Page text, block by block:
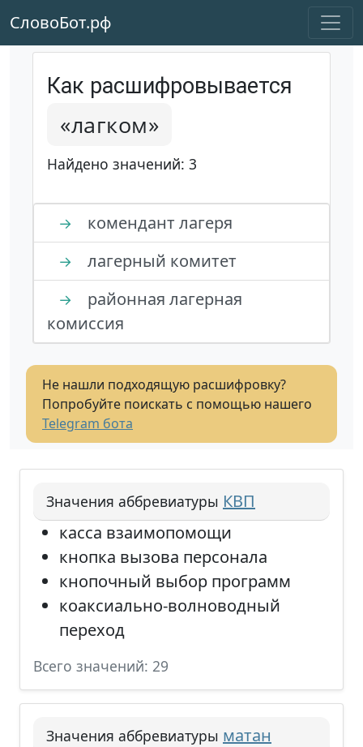
СловоБот.рф
Как расшифровывается
«лагком»
Найдено значений: 3
→ комендант лагеря
→ лагерный комитет
→
районная лагерная
комиссия
Не нашли подходящую расшифровку?
Попробуйте поискать с помощью нашего
Telegram бота
Значения аббревиатуры КВП
касса взаимопомощи
кнопка вызова персонала
кнопочный выбор программ
коаксиально-волноводный
переход
Всего значений: 29
Значения аббревиатуры матан